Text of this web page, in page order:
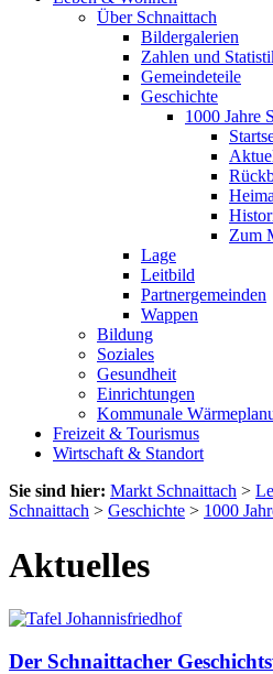
Über Schnaittach
Bildergalerien
Zahlen und
Gemeindeteile
Geschichte
1000 Jahre
Zum
Lage
Leitbild
Partnergemeinden
Wappen
Bildung
Soziales
Gesundheit
Einrichtungen
Kommunale
Freizeit & Tourismus
Wirtschaft & Standort
Sie sind hier: Markt Schnaittach >
Schnaittach > Geschichte > 1000
Aktuelles
Der Schnaittacher